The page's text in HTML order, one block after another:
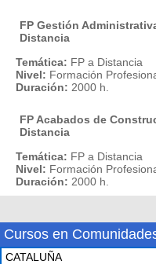
FP Gestión
Distancia
Temática: FP a Distancia
Nivel: Formación
Duración: 2000 h.
FP Acabados de
Distancia
Temática: FP a Distancia
Nivel: Formación
Duración: 2000 h.
Cursos en
CATALUÑA